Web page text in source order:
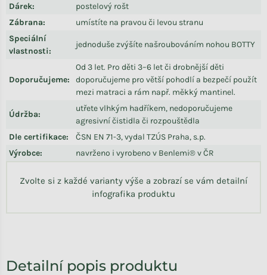
Dárek:
postelový rošt
Zábrana:
umístíte na pravou či levou stranu
Speciální
vlastnosti:
jednoduše zvýšíte našroubováním nohou BOTTY
Doporučujeme:
Od 3 let. Pro děti 3–6 let či drobnější děti
doporučujeme pro větší pohodlí a bezpečí použít
mezi matraci a rám např. měkký mantinel.
Údržba:
utřete vlhkým hadříkem, nedoporučujeme
agresivní čistidla či rozpouštědla
Dle certifikace:
ČSN EN 71-3, vydal TZÚS Praha, s.p.
Výrobce: navrženo i vyrobeno v Benlemi® v ČR
Zvolte si z každé varianty výše a zobrazí se vám detailní
infografika produktu
Detailní popis produktu